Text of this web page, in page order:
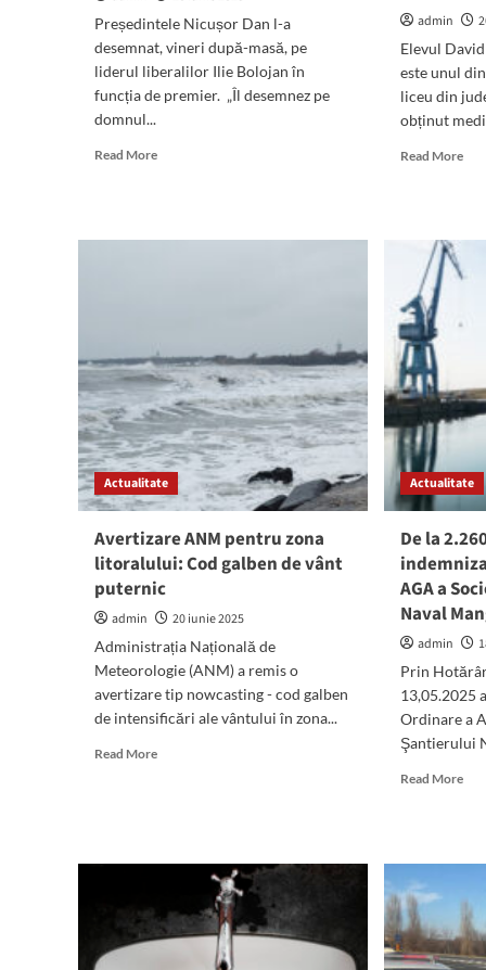
Președintele Nicușor Dan l-a
desemnat, vineri după-masă, pe
liderul liberalilor Ilie Bolojan în
funcția de premier. „Îl desemnez pe
domnul...
Read MoreRead
funcția
de
premier
pe
Ilie
Bolojan
admin
Elevul
este unul
liceu din
obținut
Read MoreRead
de
tânăr
Actualitate
Avertizare ANM pentru zona
litoralului: Cod galben de vânt
puternic
admin
20 iunie 2025
Administrația Națională de
Meteorologie (ANM) a remis o
avertizare tip nowcasting - cod galben
de intensificări ale vântului în zona...
Read MoreRead
Cod
galben
Actualitate
De la
AGA a
Naval
admin
Prin
13,05.2025
Ordinare a
Şantierului
Read MoreRead
lei,
la
lei,